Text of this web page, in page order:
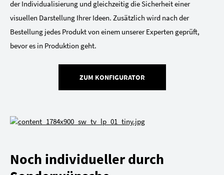
der Individualisierung und gleichzeitig die Sicherheit einer
visuellen Darstellung Ihrer Ideen. Zusätzlich wird nach der
Bestellung jedes Produkt von einem unserer Experten geprüft,
bevor es in Produktion geht.
ZUM KONFIGURATOR
Noch individueller durch